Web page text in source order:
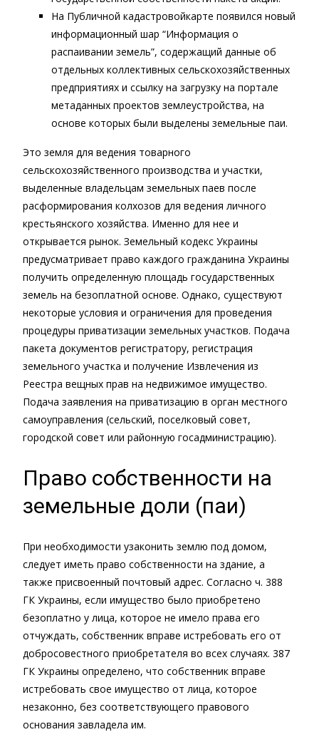
На Публичной кадастровойкарте появился новый
информационный шар “Информация о
распаивании земель”, содержащий данные об
отдельных коллективных сельскохозяйственных
предприятиях и ссылку на загрузку на портале
метаданных проектов землеустройства, на
основе которых были выделены земельные паи.
Это земля для ведения товарного
сельскохозяйственного производства и участки,
выделенные владельцам земельных паев после
расформирования колхозов для ведения личного
крестьянского хозяйства. Именно для нее и
открывается рынок. Земельный кодекс Украины
предусматривает право каждого гражданина Украины
получить определенную площадь государственных
земель на безоплатной основе. Однако, существуют
некоторые условия и ограничения для проведения
процедуры приватизации земельных участков. Подача
пакета документов регистратору, регистрация
земельного участка и получение Извлечения из
Реестра вещных прав на недвижимое имущество.
Подача заявления на приватизацию в орган местного
самоуправления (сельский, поселковый совет,
городской совет или районную госадминистрацию).
Право собственности на
земельные доли (паи)
При необходимости узаконить землю под домом,
следует иметь право собственности на здание, а
также присвоенный почтовый адрес. Согласно ч. 388
ГК Украины, если имущество было приобретено
безоплатно у лица, которое не имело права его
отчуждать, собственник вправе истребовать его от
добросовестного приобретателя во всех случаях. 387
ГК Украины определено, что собственник вправе
истребовать свое имущество от лица, которое
незаконно, без соответствующего правового
основания завладела им.